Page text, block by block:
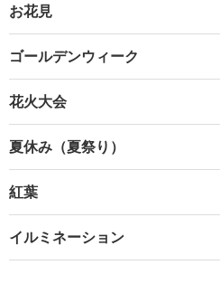
お花見
ゴールデンウィーク
花火大会
夏休み（夏祭り）
紅葉
イルミネーション